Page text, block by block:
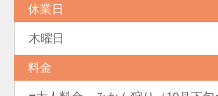
休業日
木曜日
料金